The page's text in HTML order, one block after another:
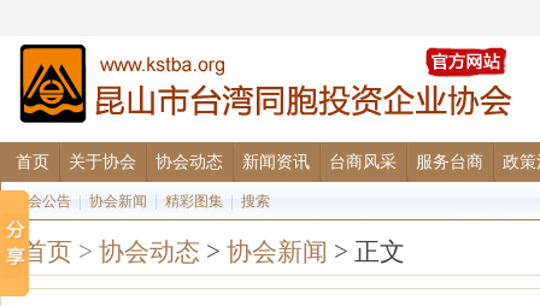
首页 关于协会 协会动态 新闻资讯 台商风采 服务台商 政策
协会公告 协会新闻 精彩图集 搜索
首页 > 协会动态 > 协会新闻 > 正文